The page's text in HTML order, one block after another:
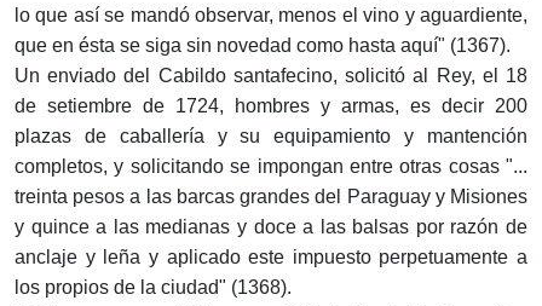
lo que así se mandó observar, menos el vino y aguardiente,
que en ésta se siga sin novedad como hasta aquí" (1367).
Un enviado del Cabildo santafecino, solicitó al Rey, el 18
de setiembre de 1724, hombres y armas, es decir 200
plazas de caballería y su equipamiento y mantención
completos, y solicitando se impongan entre otras cosas "...
treinta pesos a las barcas grandes del Paraguay y Misiones
y quince a las medianas y doce a las balsas por razón de
anclaje y leña y aplicado este impuesto perpetuamente a
los propios de la ciudad" (1368).